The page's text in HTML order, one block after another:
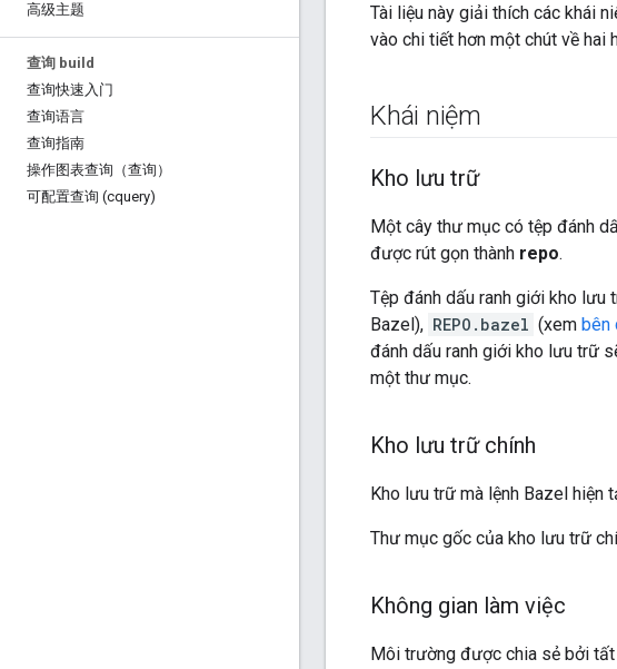
高级主题
查询 build
查询快速入门
查询语言
查询指南
操作图表查询（查询）
可配置查询 (cquery)
Tài liệu này giải thích các khái
vào chi tiết hơn một chút về hai
Khái niệm
Kho lưu trữ
Một cây thư mục có tệp đánh
được rút gọn thành repo.
Tệp đánh dấu ranh giới kho lưu
Bazel), REPO.bazel (xem bên
đánh dấu ranh giới kho lưu trữ
một thư mục.
Kho lưu trữ chính
Kho lưu trữ mà lệnh Bazel hiện
Thư mục gốc của kho lưu trữ
Không gian làm việc
Môi trường được chia sẻ bởi tất